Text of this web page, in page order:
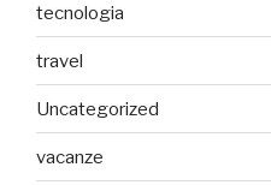
tecnologia
travel
Uncategorized
vacanze